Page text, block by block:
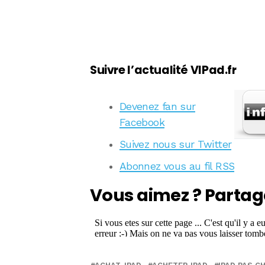
Suivre l’actualité VIPad.fr
Devenez fan sur
Facebook
Suivez nous sur Twitter
Abonnez vous au fil RSS
Vous aimez ?